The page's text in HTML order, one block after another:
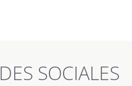
SOCIALES